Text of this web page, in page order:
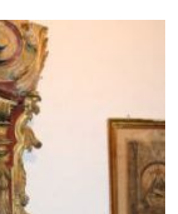
OTRAS ACTIVIDADES DE ÁMBITO